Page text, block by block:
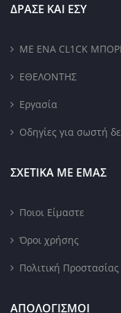
ΔΡΑΣΕ ΚΑΙ ΕΣΥ
ΜΕ ΕΝΑ CL1CK
ΕΘΕΛΟΝΤΗΣ
Εργασία
Οδηγίες για σωστή
ΣΧΕΤΙΚΑ ΜΕ ΕΜΑΣ
Ποιοι Είμαστε
Όροι χρήσης
Πολιτική
ΑΠΟΛΟΓΙΣΜΟΙ